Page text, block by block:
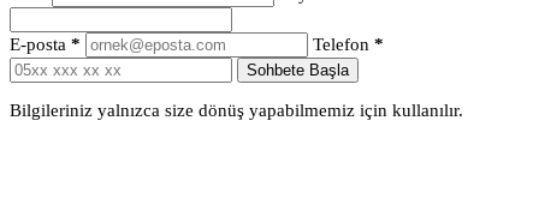
E-posta * Telefon *
Sohbete Başla
Bilgileriniz yalnızca size dönüş yapabilmemiz için kullanılır.